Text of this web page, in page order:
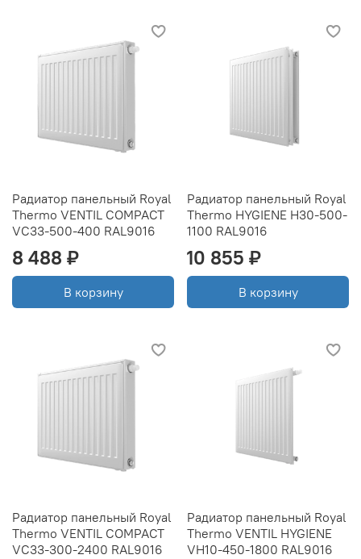
Радиатор панельный Royal
Thermo VENTIL COMPACT
VC33-500-400 RAL9016
8 488 ₽
В корзину
Радиатор панельный Royal
Thermo HYGIENE H30-500-
1100 RAL9016
10 855 ₽
В корзину
Радиатор панельный Royal
Thermo VENTIL COMPACT
VC33-300-2400 RAL9016
Радиатор панельный Royal
Thermo VENTIL HYGIENE
VH10-450-1800 RAL9016